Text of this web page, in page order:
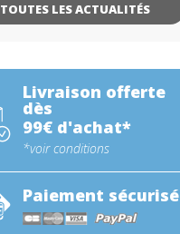
TOUTES LES ACTUALITÉS
Livraison offerte
dès
99€ d'achat*
*voir conditions
Paiement sécurisé